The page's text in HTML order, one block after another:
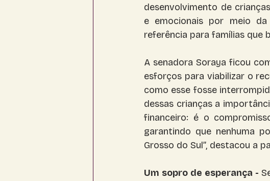
desenvolvimento de
e emocionais por meio
referência para famílias que
A senadora Soraya ficou
esforços para viabilizar o
como esse fosse
dessas crianças a
financeiro: é o
garantindo que nenhuma
Grosso do Sul”, destacou a
Um sopro de esperança -